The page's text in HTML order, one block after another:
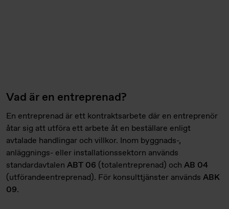
Vad är en entreprenad?
En entreprenad är ett kontraktsarbete där en entreprenör
åtar sig att utföra ett arbete åt en beställare enligt
avtalade handlingar och villkor. Inom byggnads-,
anläggnings- eller installationssektorn används
standardavtalen ABT 06 (totalentreprenad) och AB 04
(utförandeentreprenad). För konsulttjänster används ABK
09.